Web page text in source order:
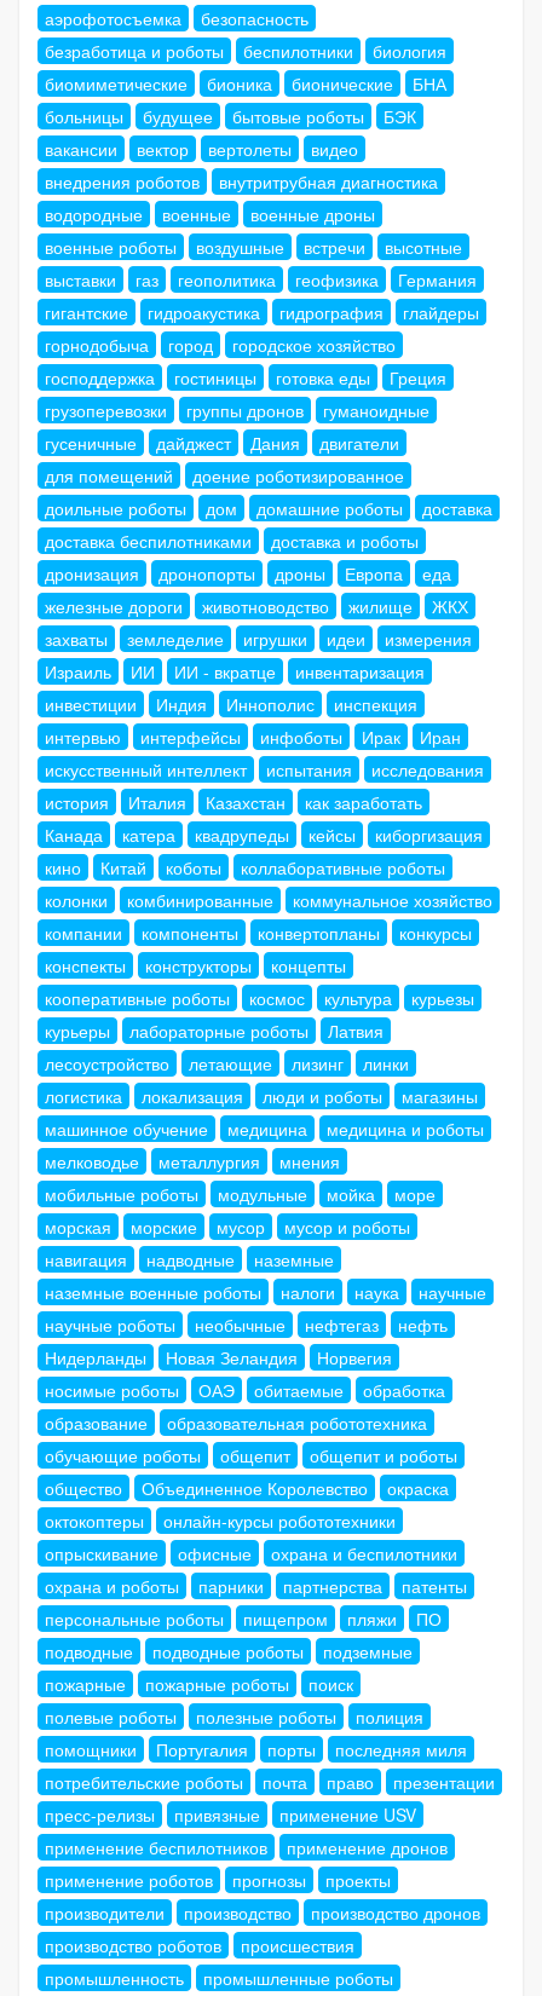
аэрофотосъемка
безопасность
безработица и роботы
беспилотники
биология
биомиметические
бионика бионические
БНА
больницы
будущее бытовые роботы
БЭК
вакансии
вектор вертолеты
видео
внедрения роботов
внутритрубная диагностика
водородные
военные
военные дроны
военные роботы
воздушные встречи
высотные
выставки
газ геополитика геофизика
Германия
гигантские
гидроакустика гидрография
глайдеры
горнодобыча
город
городское хозяйство
господдержка
гостиницы готовка еды
Греция
грузоперевозки
группы дронов
гуманоидные
гусеничные
дайджест Дания
двигатели
для помещений
доение роботизированное
доильные роботы
дом домашние роботы
доставка
доставка беспилотниками
доставка и роботы
дронизация
дронопорты дроны Европа
еда
железные дороги
животноводство жилище
ЖКХ
захваты
земледелие игрушки идеи
измерения
Израиль
ИИ ИИ - вкратце
инвентаризация
инвестиции
Индия Иннополис
инспекция
интервью
интерфейсы инфоботы Ирак
Иран
искусственный интеллект
испытания
исследования
история
Италия Казахстан
как заработать
Канада
катера квадрупеды кейсы
киборгизация
кино
Китай коботы
коллаборативные роботы
колонки
комбинированные
коммунальное хозяйство
компании
компоненты конвертопланы
конкурсы
конспекты
конструкторы
концепты
кооперативные роботы
космос культура
курьезы
курьеры
лабораторные роботы
Латвия
лесоустройство
летающие лизинг
линки
логистика
локализация люди и роботы
магазины
машинное обучение
медицина
медицина и роботы
мелководье
металлургия
мнения
мобильные роботы
модульные мойка
море
морская
морские мусор
мусор и роботы
навигация
надводные
наземные
наземные военные роботы
налоги наука
научные
научные роботы
необычные нефтегаз
нефть
Нидерланды
Новая Зеландия
Норвегия
носимые роботы
ОАЭ обитаемые
обработка
образование
образовательная робототехника
обучающие роботы
общепит
общепит и роботы
общество
Объединенное Королевство
окраска
октокоптеры
онлайн-курсы робототехники
опрыскивание
офисные
охрана и беспилотники
охрана и роботы
парники партнерства
патенты
персональные роботы
пищепром пляжи
ПО
подводные
подводные роботы
подземные
пожарные
пожарные роботы
поиск
полевые роботы
полезные роботы
полиция
помощники
Португалия порты
последняя миля
потребительские роботы
почта право
презентации
пресс-релизы
привязные
применение USV
применение беспилотников
применение дронов
применение роботов
прогнозы
проекты
производители
производство
производство дронов
производство роботов
происшествия
промышленность
промышленные роботы